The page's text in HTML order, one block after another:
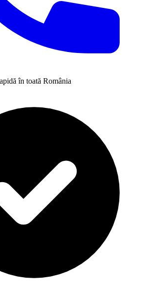
în toată România